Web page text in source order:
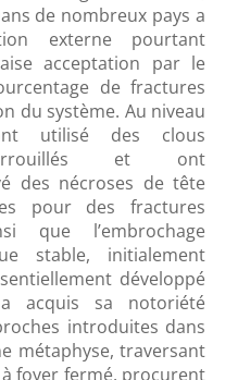
de nombreux pays a
externe pourtant
acceptation par le
de fractures
du système. Au niveau
utilisé des clous
et ont
des nécroses de tête
pour des fractures
que l’embrochage
stable, initialement
développé
acquis sa notoriété
introduites dans
métaphyse, traversant
foyer fermé, procurent